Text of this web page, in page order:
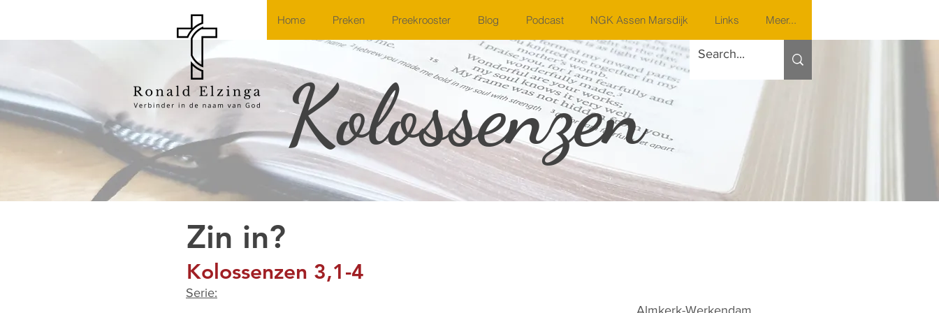
Home Preken Preekrooster Blog Podcast NGK Assen Marsdijk Links Meer...
Kolossenzen
Zin in?
Kolossenzen 3,1-4
Serie:
Almkerk-Werkendam